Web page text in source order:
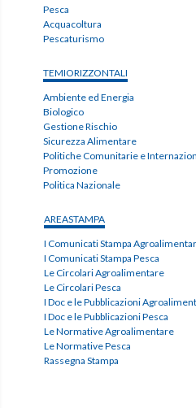
Pesca
Acquacoltura
Pescaturismo
TEMIORIZZONTALI
Ambiente ed Energia
Biologico
Gestione Rischio
Sicurezza Alimentare
Politiche Comunitarie e
Promozione
Politica Nazionale
AREASTAMPA
I Comunicati Stampa
I Comunicati Stampa Pesca
Le Circolari Agroalimentare
Le Circolari Pesca
I Doc e le Pubblicazioni
I Doc e le Pubblicazioni Pesca
Le Normative Agroalimentare
Le Normative Pesca
Rassegna Stampa